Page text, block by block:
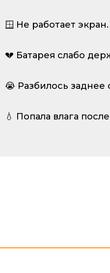
🪟 Не работает
💔 Батарея слабо
😭 Разбилось
💧 Попала влага